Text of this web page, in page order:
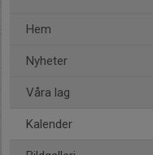
Hem
Nyheter
Våra lag
Kalender